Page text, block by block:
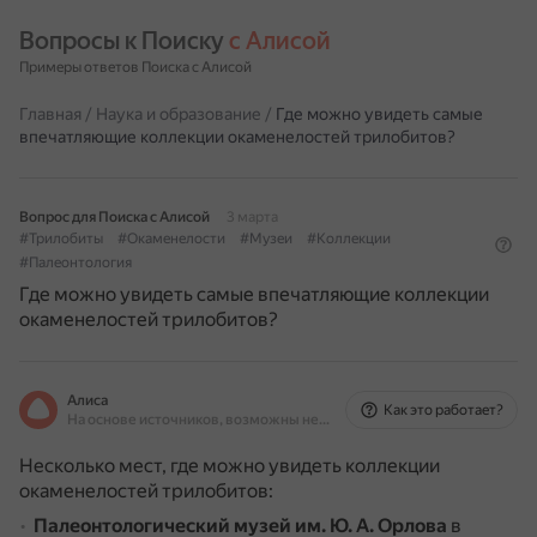
Вопросы к Поиску с Алисой
Примеры ответов Поиска с Алисой
Главная / Наука и образование / Где можно увидеть самые
впечатляющие коллекции окаменелостей трилобитов?
Вопрос для Поиска с Алисой
3 марта
#Трилобиты
#Окаменелости #Музеи
#Коллекции
#Палеонтология
Где можно увидеть самые впечатляющие коллекции
окаменелостей трилобитов?
Алиса
На основе источников, возможны неточности
Как это работает?
Несколько мест, где можно увидеть коллекции
окаменелостей трилобитов:
Палеонтологический музей им. Ю. А. Орлова в